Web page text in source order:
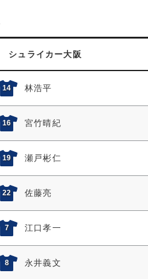
シュライカー大阪
14 林浩平
16 宮竹晴紀
19 瀬戸彬仁
22 佐藤亮
7 江口孝一
8 永井義文